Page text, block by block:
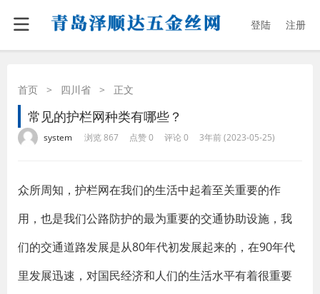
登陆 注册
首页 > 四川省 > 正文
常见的护栏网种类有哪些？
system 浏览 867 点赞 0 评论 0 3年前 (2023-05-25)
众所周知，护栏网在我们的生活中起着至关重要的作
用，也是我们公路防护的最为重要的交通协助设施，我
们的交通道路发展是从80年代初发展起来的，在90年代
里发展迅速，对国民经济和人们的生活水平有着很重要